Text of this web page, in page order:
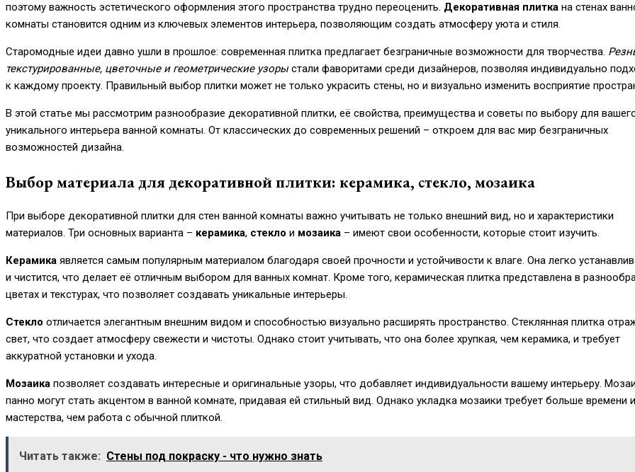
поэтому важность эстетического оформления этого пространства трудно переоценить. Декоративная плитка на стенах
комнаты становится одним из ключевых элементов интерьера, позволяющим создать атмосферу уюта и стиля.
Старомодные идеи давно ушли в прошлое: современная плитка предлагает безграничные возможности для творчества.
текстурированные, цветочные и геометрические узорыстали фаворитами среди дизайнеров, позволяя индивидуально
к каждому проекту. Правильный выбор плитки может не только украсить стены, но и визуально изменить восприятие
В этой статье мы рассмотрим разнообразие декоративной плитки, её свойства, преимущества и советы по выбору для
уникального интерьера ванной комнаты. От классических до современных решений – откроем для вас мир безграничных
возможностей дизайна.
Выбор материала для декоративной плитки: керамика, стекло, мозаика
При выборе декоративной плитки для стен ванной комнаты важно учитывать не только внешний вид, но и характеристики
материалов. Три основных варианта – керамика, стекло и мозаика – имеют свои особенности, которые стоит изучить.
Керамика является самым популярным материалом благодаря своей прочности и устойчивости к влаге. Она легко
и чистится, что делает её отличным выбором для ванных комнат. Кроме того, керамическая плитка представлена в
цветах и текстурах, что позволяет создавать уникальные интерьеры.
Стекло отличается элегантным внешним видом и способностью визуально расширять пространство. Стеклянная плитка
свет, что создает атмосферу свежести и чистоты. Однако стоит учитывать, что она более хрупкая, чем керамика, и требует
аккуратной установки и ухода.
Мозаика позволяет создавать интересные и оригинальные узоры, что добавляет индивидуальности вашему интерьеру.
панно могут стать акцентом в ванной комнате, придавая ей стильный вид. Однако укладка мозаики требует больше времени и
мастерства, чем работа с обычной плиткой.
Читать также: Стены под покраску - что нужно знать